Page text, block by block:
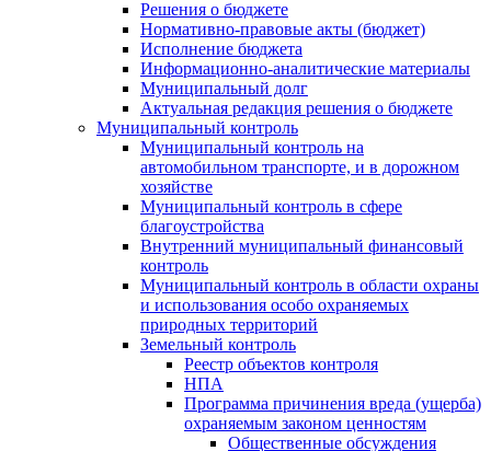
Решения о бюджете
Нормативно-правовые акты (бюджет)
Исполнение бюджета
Информационно-аналитические материалы
Муниципальный долг
Актуальная редакция решения о бюджете
Муниципальный контроль
Муниципальный контроль на
автомобильном транспорте, и в дорожном
хозяйстве
Муниципальный контроль в сфере
благоустройства
Внутренний муниципальный финансовый
контроль
Муниципальный контроль в области охраны
и использования особо охраняемых
природных территорий
Земельный контроль
Реестр объектов контроля
НПА
Программа причинения вреда (ущерба)
охраняемым законом ценностям
Общественные обсуждения